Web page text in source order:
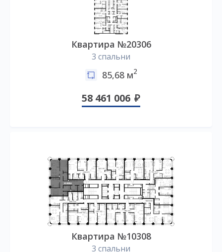
Квартира №20306
3 спальни
85,68 м2
58 461 006
Квартира №10308
3 спальни